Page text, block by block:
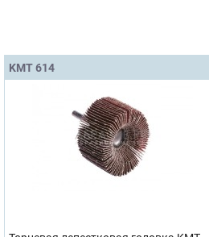
KMT 614